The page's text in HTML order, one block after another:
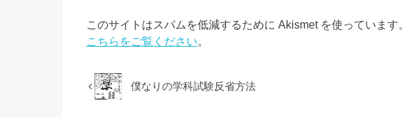
このサイトはスパムを低減するために Akismet を使っています。
こちらをご覧ください。
僕なりの学科試験反省方法